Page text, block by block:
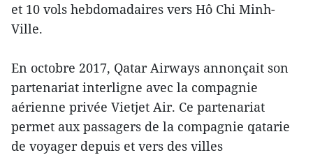
et 10 vols hebdomadaires vers Hô Chi Minh-
Ville.
En octobre 2017, Qatar Airways annonçait son
partenariat interligne avec la compagnie
aérienne privée Vietjet Air. Ce partenariat
permet aux passagers de la compagnie qatarie
de voyager depuis et vers des villes